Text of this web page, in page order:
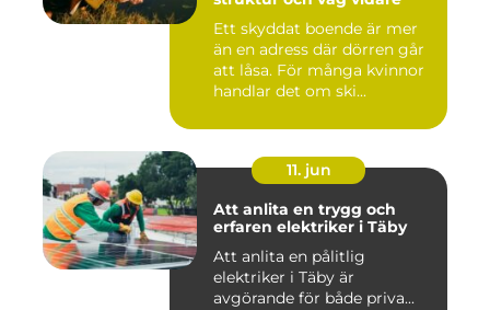
Ett skyddat boende är mer
än en adress där dörren går
att låsa. För många kvinnor
handlar det om ski...
11. jun
Att anlita en trygg och
erfaren elektriker i Täby
Att anlita en pålitlig
elektriker i Täby är
avgörande för både priva...